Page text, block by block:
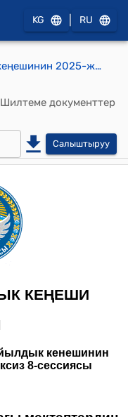
KG RU
Тилектеш айылдык кеңешинин 2025-жылдын 25-апрелиндеги № 8-5 Айыл өкмөттүн аймагындагы мектептердин олимпиадалык көрсөткүчтөрү, ЖРТнын жыйынтыгы жөнүндө токтому
Шилтеме документтер
Салыштыруу